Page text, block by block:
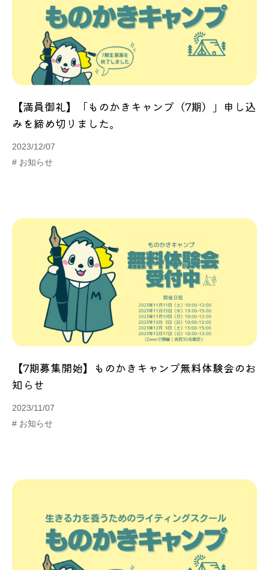
【満員御礼】「ものかきキャンプ（7期）」申し込
みを締め切りました。
2023/12/07
# お知らせ
【7期募集開始】ものかきキャンプ無料体験会のお
知らせ
2023/11/07
# お知らせ